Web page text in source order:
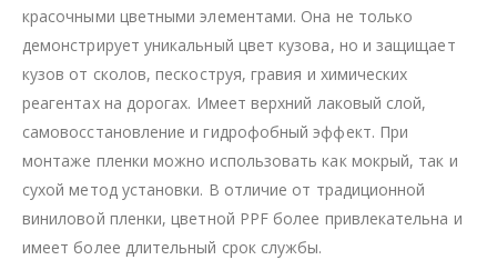
красочными цветными элементами. Она не только
демонстрирует уникальный цвет кузова, но и защищает
кузов от сколов, пескоструя, гравия и химических
реагентах на дорогах. Имеет верхний лаковый слой,
самовосстановление и гидрофобный эффект. При
монтаже пленки можно использовать как мокрый, так и
сухой метод установки. В отличие от традиционной
виниловой пленки, цветной PPF более привлекательна и
имеет более длительный срок службы.